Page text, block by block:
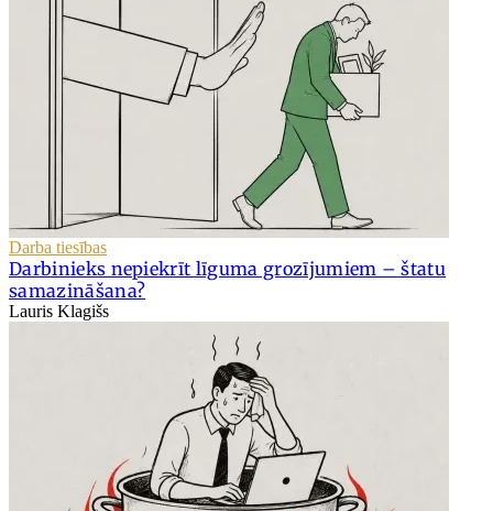
Darba tiesības
Darbinieks nepiekrīt līguma grozījumiem – štatu
samazināšana?
Lauris Klagišs